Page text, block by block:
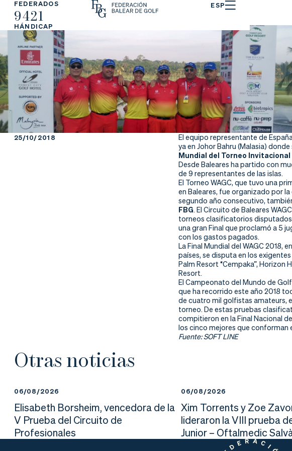
FEDERADOS
9421
HÁNDICAP
ESP
La
Fe
de
ra
ci
ón
Fe
de
ra
rs
e
Ju
ga
r
25/10/2018
El equipo representante de
ya en Johor Bahru (Malasia)
Mundial del Torneo
Desde Baleares ha partido con
de 9 representantes de las islas.
El Torneo WAGC, que tuvo una
en Baleares, fue organizado por
segundo año consecutivo,
FBG. El Circuito de Baleares
torneos clasificatorios
una gran Final que proclamó a 5
con los gastos pagados.
La Final Mundial del WAGC 2018,
países, se disputa en los
Palm Resort “Cempaka”, Horizon
Resort.
El Campeonato del Mundo de
que ha recorrido este año 2018
de cuatro mil golfistas amateurs,
torneo. De estas pruebas
compitieron en la Final Nacional
los cinco mejores que conforman
Fuente: SOFT LINE
Otras noticias
06/08/2026
Elisabeth Borsheim, vencedora de la
V Prueba del Circuito de
Profesionales
06/08/2026
Xim Torrents y Zoe
lideraron la VIII prueba
Junior – Oftalmedic